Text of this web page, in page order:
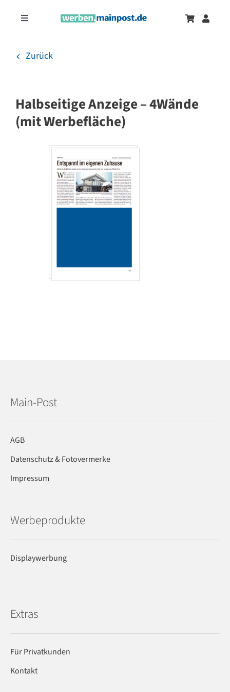
InhaltToggle
Onlinewerbung
Zurück
Halbseitige Anzeige – 4Wände
(mit Werbefläche)
Main-Post
AGB
Datenschutz & Fotovermerke
Impressum
Werbeprodukte
Displaywerbung
Extras
Für Privatkunden
Kontakt